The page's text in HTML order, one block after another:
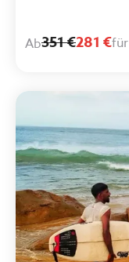
Ab351 €281 €für